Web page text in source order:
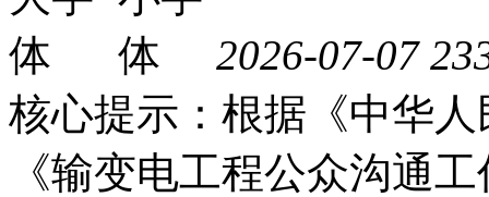
2026-07-07
核心提示：根据《中华
《输变电工程公众沟通